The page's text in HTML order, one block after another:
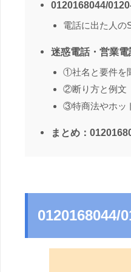
0120168044/
電話に出た人の
迷惑電話・営業
①社名と要件を
②断り方と例文
③特商法やホッ
まとめ：
0120168044/